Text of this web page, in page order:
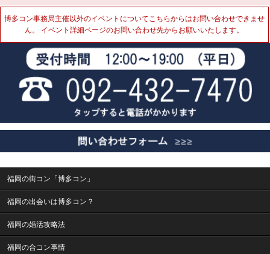
博多コン事務局主催以外のイベントについてこちらからはお問い合わせできませ
ん。 イベント詳細ページのお問い合わせ先からお願いいたします。
福岡の街コン「博多コン」
福岡の出会いは博多コン？
福岡の婚活攻略法
福岡の合コン事情